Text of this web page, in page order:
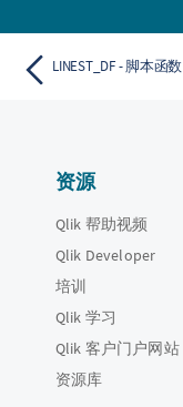
LINEST_DF - 脚本函数
资源
Qlik 帮助视频
Qlik Developer
培训
Qlik 学习
Qlik 客户门户网站
资源库